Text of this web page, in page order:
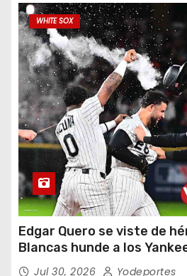
WHITE SOX
Edgar Quero se viste de
Blancas hunde a los
en doce entradas
Jul 30, 2026 Yodeportes